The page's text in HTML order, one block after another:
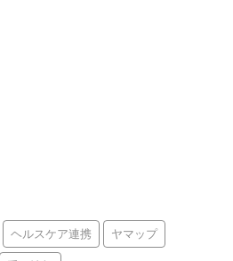
ヘルスケア連携
ヤマップ